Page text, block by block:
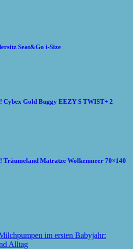
Seat&Go i-Size
Cybex Gold Buggy EEZY S TWIST+ 2
Träumeland Matratze Wolkenmeer 70×140
im ersten Babyjahr:
Alltag